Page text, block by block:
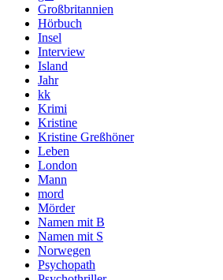
Großbritannien
Hörbuch
Insel
Interview
Island
Jahr
kk
Krimi
Kristine
Kristine Greßhöner
Leben
London
Mann
mord
Mörder
Namen mit B
Namen mit S
Norwegen
Psychopath